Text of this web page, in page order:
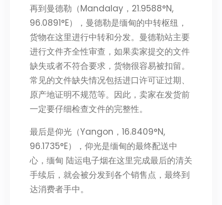
再到曼德勒（Mandalay，21.9588°N,
96.0891°E），曼德勒是缅甸的中转枢纽，
货物在这里进行中转和分发。曼德勒站主要
进行文件齐全性审查，如果卖家提交的文件
缺失或者不符合要求，货物很容易被扣留。
常见的文件缺失情况包括进口许可证过期、
原产地证明不规范等。因此，卖家在发货前
一定要仔细检查文件的完整性。
最后是仰光（Yangon，16.8409°N,
96.1735°E），仰光是缅甸的最终配送中
心，缅甸 陆运电子烟在这里完成最后的清关
手续后，就会被分发到各个销售点，最终到
达消费者手中。